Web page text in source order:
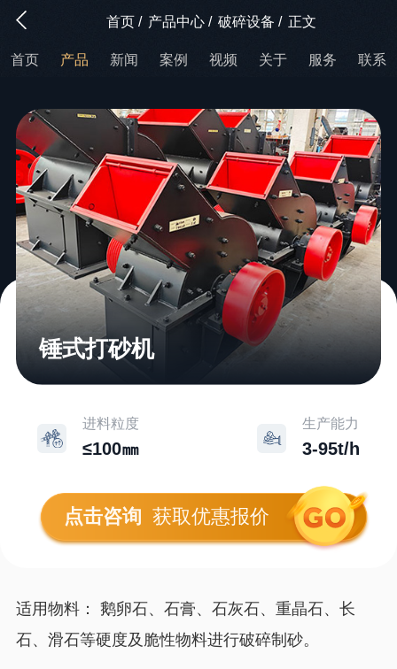
首页 / 产品中心 / 破碎设备 / 正文
首页 产品 新闻 案例 视频 关于 服务 联系
锤式打砂机
进料粒度
≤100㎜
生产能力
3-95t/h
点击咨询 获取优惠报价
适用物料： 鹅卵石、石膏、石灰石、重晶石、长
石、滑石等硬度及脆性物料进行破碎制砂。